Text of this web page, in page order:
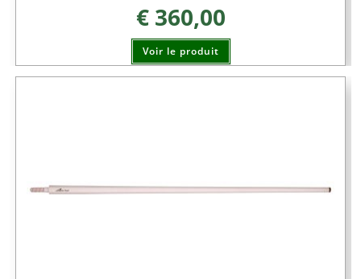
€360,00
Voir le produit